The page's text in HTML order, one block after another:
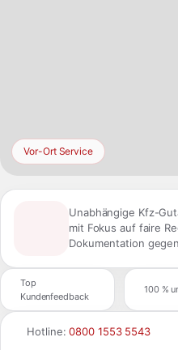
Vor-Ort Service
Unabhängige Kfz-
mit Fokus auf faire
Dokumentation
Top
Kundenfeedback
100 %
Hotline:0800 1553 5543